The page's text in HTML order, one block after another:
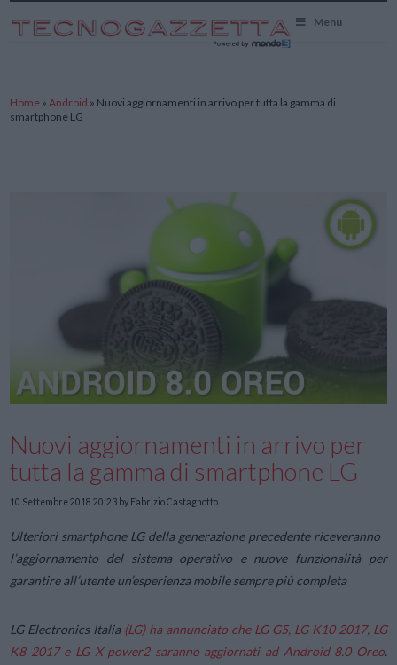
Menu
Home »Android » Nuovi aggiornamenti in arrivo per tutta la gamma di
smartphone LG
Nuovi aggiornamenti in arrivo per
tutta la gamma di smartphone LG
10 Settembre 2018 20:23 by Fabrizio Castagnotto
Ulteriori smartphone LG della generazione precedente riceveranno
l’aggiornamento del sistema operativo e nuove funzionalità per
garantire all’utente un’esperienza mobile sempre più completa
LG Electronics Italia (LG) ha annunciato che LG G5, LG K10 2017, LG
K8 2017 e LG X power2 saranno aggiornati ad Android 8.0 Oreo.